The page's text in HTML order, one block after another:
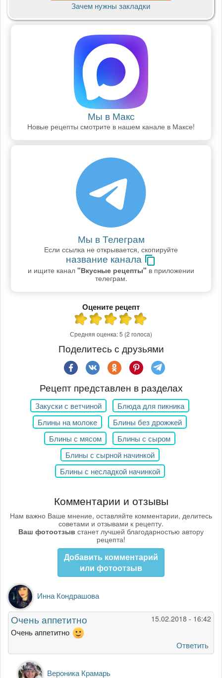
Зачем нужны закладки
Мы в Макс
Новые рецепты смотрите в нашем канале в Максе!
Мы в Телеграм
Если ссылка не открывается, скопируйте
название канала
и ищите канал "Вкусные рецепты" в приложении
телеграм.
Оцените рецепт
Средняя оценка:5 (2 голоса)
Поделитесь с друзьями
Рецепт представлен в разделах
Закуски с ветчиной
Блюда для пикника
Блины на молоке
Блины без дрожжей
Блины с мясом
Блины с сыром
Блины с сырной начинкой
Блины с несладкой начинкой
Комментарии и отзывы
Нам важно Ваше мнение, оставляйте комментарии, делитесь
советами и отзывами к рецепту.
Ваш фотоотзыв станет лучшей благодарностью автору
рецепта!
Добавить комментарий
или фотоотзыв
Инна Кондрашова
15.02.2018 - 16:42
Очень аппетитно
Очень аппетитно
Ответить
Ответ
Вероника Крамарь